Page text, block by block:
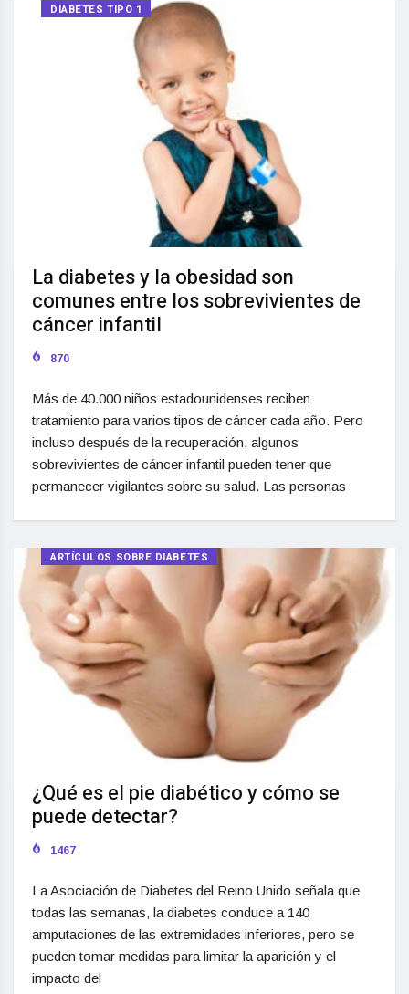
DIABETES TIPO 1
La diabetes y la obesidad son
comunes entre los sobrevivientes de
cáncer infantil
870
Más de 40.000 niños estadounidenses reciben
tratamiento para varios tipos de cáncer cada año. Pero
incluso después de la recuperación, algunos
sobrevivientes de cáncer infantil pueden tener que
permanecer vigilantes sobre su salud. Las personas
ARTÍCULOS SOBRE DIABETES
¿Qué es el pie diabético y cómo se
puede detectar?
1467
La Asociación de Diabetes del Reino Unido señala que
todas las semanas, la diabetes conduce a 140
amputaciones de las extremidades inferiores, pero se
pueden tomar medidas para limitar la aparición y el
impacto del